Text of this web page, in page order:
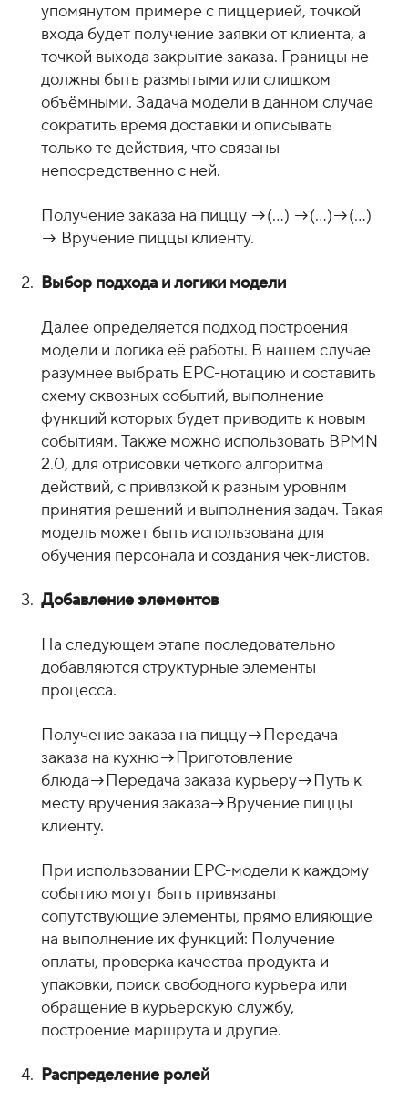
упомянутом примере с пиццерией, точкой
входа будет получение заявки от клиента, а
точкой выхода закрытие заказа. Границы не
должны быть размытыми или слишком
объёмными. Задача модели в данном случае
сократить время доставки и описывать
только те действия, что связаны
непосредственно с ней.
Получение заказа на пиццу →(...) →(...)→(...)
→ Вручение пиццы клиенту.
Выбор подхода и логики модели
Далее определяется подход построения
модели и логика её работы. В нашем случае
разумнее выбрать EPC-нотацию и составить
схему сквозных событий, выполнение
функций которых будет приводить к новым
событиям. Также можно использовать BPMN
2.0, для отрисовки четкого алгоритма
действий, с привязкой к разным уровням
принятия решений и выполнения задач. Такая
модель может быть использована для
обучения персонала и создания чек-листов.
Добавление элементов
На следующем этапе последовательно
добавляются структурные элементы
процесса.
Получение заказа на пиццу→Передача
заказа на кухню→Приготовление
блюда→Передача заказа курьеру→Путь к
месту вручения заказа→Вручение пиццы
клиенту.
При использовании EPC-модели к каждому
событию могут быть привязаны
сопутствующие элементы, прямо влияющие
на выполнение их функций: Получение
оплаты, проверка качества продукта и
упаковки, поиск свободного курьера или
обращение в курьерскую службу,
построение маршрута и другие.
Распределение ролей